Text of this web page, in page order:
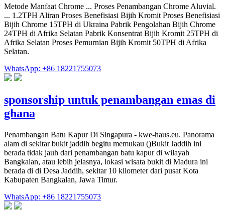
Metode Manfaat Chrome ... Proses Penambangan Chrome Aluvial.
... 1.2TPH Aliran Proses Benefisiasi Bijih Kromit Proses Benefisiasi
Bijih Chrome 15TPH di Ukraina Pabrik Pengolahan Bijih Chrome
24TPH di Afrika Selatan Pabrik Konsentrat Bijih Kromit 25TPH di
Afrika Selatan Proses Pemurnian Bijih Kromit 50TPH di Afrika
Selatan.
WhatsApp: +86 18221755073
sponsorship untuk penambangan emas di
ghana
Penambangan Batu Kapur Di Singapura - kwe-haus.eu. Panorama
alam di sekitar bukit jaddih begitu memukau ()Bukit Jaddih ini
berada tidak jauh dari penambangan batu kapur di wilayah
Bangkalan, atau lebih jelasnya, lokasi wisata bukit di Madura ini
berada di di Desa Jaddih, sekitar 10 kilometer dari pusat Kota
Kabupaten Bangkalan, Jawa Timur.
WhatsApp: +86 18221755073